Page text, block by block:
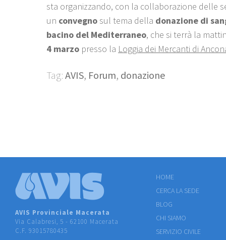
sta organizzando, con la collaborazione delle
un convegno sul tema della donazione di
bacino del Mediterraneo, che si terrà la
4 marzo presso la Loggia dei Mercanti di
Tag: AVIS, Forum, donazione
AVIS Provinciale Macerata
Via Calabresi, 5 - 62100 Macerata
C.F. 93015780435
HOME
CERCA LA SEDE
BLOG
CHI SIAMO
SERVIZIO CIVILE